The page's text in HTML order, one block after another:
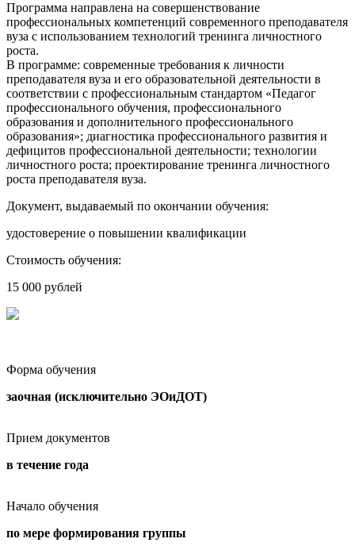
Программа направлена на совершенствование
профессиональных компетенций современного преподавателя
вуза с использованием технологий тренинга личностного
роста.
В программе: современные требования к личности
преподавателя вуза и его образовательной деятельности в
соответствии с профессиональным стандартом «Педагог
профессионального обучения, профессионального
образования и дополнительного профессионального
образования»; диагностика профессионального развития и
дефицитов профессиональной деятельности; технологии
личностного роста; проектирование тренинга личностного
роста преподавателя вуза.
Документ, выдаваемый по окончании обучения:
удостоверение о повышении квалификации
Стоимость обучения:
15 000 рублей
Форма обучения
заочная (исключительно ЭОиДОТ)
Прием документов
в течение года
Начало обучения
по мере формирования группы